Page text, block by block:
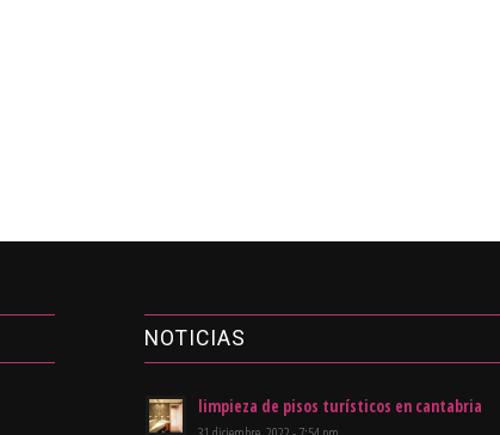
NOTICIAS
limpieza de pisos turísticos en cantabria